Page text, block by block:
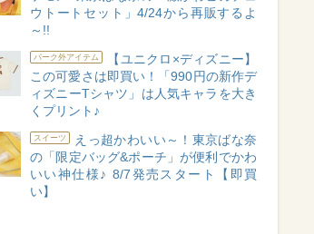
ウトートセット」4/24から再販するよ
～!!
パーク外アイテム
【ユニクロ×ディズニー】
この可愛さは即買い！「990円の新作デ
ィズニーTシャツ」は人気キャラを大き
くプリント♪
スイーツ
えっ超かわいい～！東京ばな奈
の「限定バッグ&ポーチ」が便利でかわ
いい神仕様♪ 8/7発売スタート【即買
い】